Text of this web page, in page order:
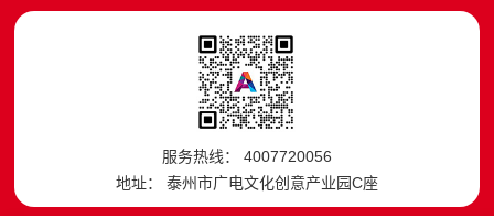
服务热线： 4007720056
地址： 泰州市广电文化创意产业园C座